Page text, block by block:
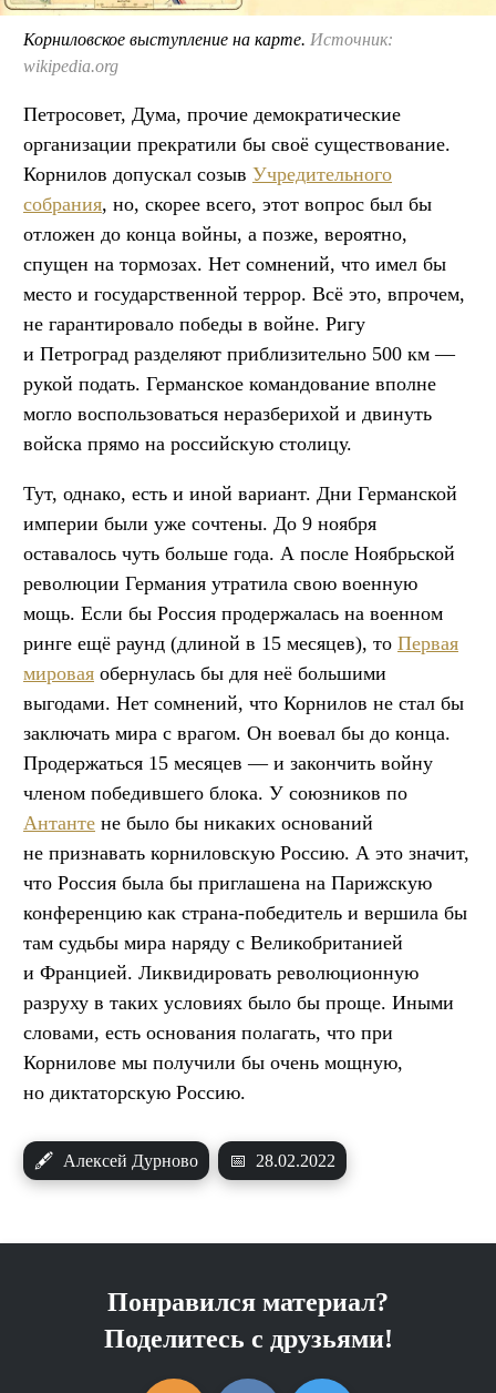
Корниловское выступление на карте. Источник:
wikipedia.org
Петросовет, Дума, прочие демократические
организации прекратили бы своё существование.
Корнилов допускал созыв Учредительного
собрания, но, скорее всего, этот вопрос был бы
отложен до конца войны, а позже, вероятно,
спущен на тормозах. Нет сомнений, что имел бы
место и государственной террор. Всё это, впрочем,
не гарантировало победы в войне. Ригу
и Петроград разделяют приблизительно 500 км —
рукой подать. Германское командование вполне
могло воспользоваться неразберихой и двинуть
войска прямо на российскую столицу.
Тут, однако, есть и иной вариант. Дни Германской
империи были уже сочтены. До 9 ноября
оставалось чуть больше года. А после Ноябрьской
революции Германия утратила свою военную
мощь. Если бы Россия продержалась на военном
ринге ещё раунд (длиной в 15 месяцев), то Первая
мировая обернулась бы для неё большими
выгодами. Нет сомнений, что Корнилов не стал бы
заключать мира с врагом. Он воевал бы до конца.
Продержаться 15 месяцев — и закончить войну
членом победившего блока. У союзников по
Антанте не было бы никаких оснований
не признавать корниловскую Россию. А это значит,
что Россия была бы приглашена на Парижскую
конференцию как страна-победитель и вершила бы
там судьбы мира наряду с Великобританией
и Францией. Ликвидировать революционную
разруху в таких условиях было бы проще. Иными
словами, есть основания полагать, что при
Корнилове мы получили бы очень мощную,
но диктаторскую Россию.
🖋 Алексей Дурново 📅 28.02.2022
Понравился материал?
Поделитесь с друзьями!